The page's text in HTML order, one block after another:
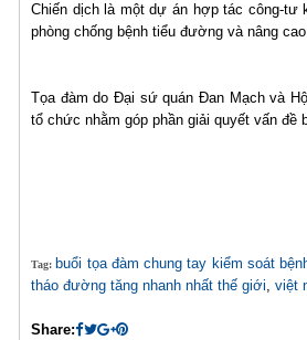
Chiến dịch là một dự án hợp tác công-tư
phòng chống bệnh tiểu đường và nâng
Tọa đàm do Đại sứ quán Đan Mạch và
tổ chức nhằm góp phần giải quyết vấn đề
Tag: buổi tọa đàm chung tay kiểm soát
tháo đường tăng nhanh nhất thế giới, việt
Share: